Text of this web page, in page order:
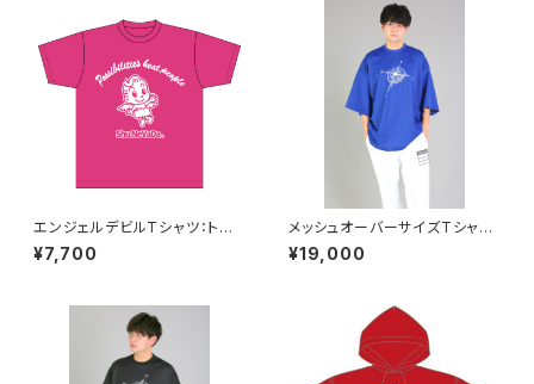
エンジェルデビルTシャツ：トロ
ピカルピンク
¥7,700
メッシュオーバーサイズTシャツ
(胸元ロゴ入り青)
¥19,000